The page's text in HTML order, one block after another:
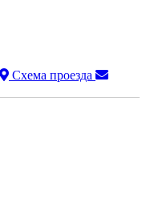
Схема проезда